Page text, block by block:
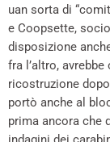
uan sorta di
e Coopsette,
disposizione
fra l’altro,
ricostruzione
portò anche al
prima ancora che